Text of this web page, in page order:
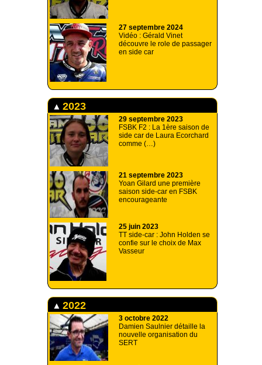
27 septembre 2024
Vidéo : Gérald Vinet
découvre le role de passager
en side car
2023
29 septembre 2023
FSBK F2 : La 1ère saison de
side car de Laura Ecorchard
comme (…)
21 septembre 2023
Yoan Gilard une première
saison side-car en FSBK
encourageante
25 juin 2023
TT side-car : John Holden se
confie sur le choix de Max
Vasseur
2022
3 octobre 2022
Damien Saulnier détaille la
nouvelle organisation du
SERT